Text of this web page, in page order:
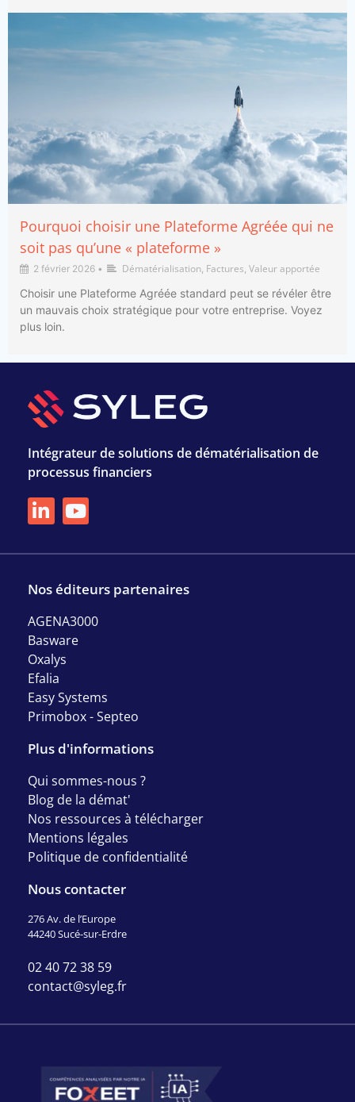
Pourquoi choisir une Plateforme Agréée qui ne
soit pas qu’une « plateforme »
2 février 2026 • Dématérialisation Factures ,Valeur apportée
Choisir une Plateforme Agréée standard peut se révéler être
un mauvais choix stratégique pour votre entreprise. Voyez
plus loin.
Intégrateur de solutions de dématérialisation de
processus financiers
Nos éditeurs partenaires
AGENA3000
Basware
Oxalys
Efalia
Easy Systems
Primobox - Septeo
Plus d'informations
Qui sommes-nous ?
Blog de la démat'
Nos ressources à télécharger
Mentions légales
Politique de confidentialité
Nous contacter
276 Av. de l’Europe
44240 Sucé-sur-Erdre
02 40 72 38 59
contact@syleg.fr